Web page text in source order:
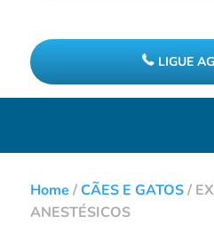
LIGUE
Home /CÃES E GATOS/
ANESTÉSICOS